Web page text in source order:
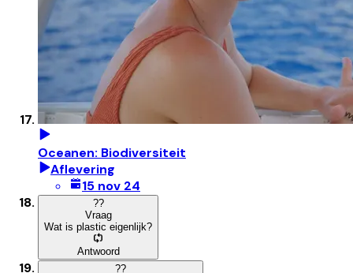
Oceanen: Biodiversiteit
Aflevering
15 nov 24
??
Vraag
Wat is plastic eigenlijk?
Antwoord
??